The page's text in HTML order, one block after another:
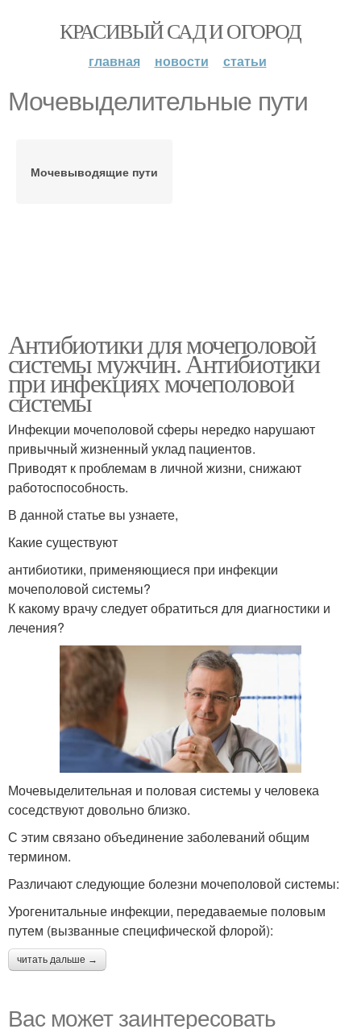
КРАСИВЫЙ САД И ОГОРОД
главная новости статьи
Мочевыделительные пути
Мочевыводящие пути
Антибиотики для мочеполовой
системы мужчин. Антибиотики
при инфекциях мочеполовой
системы
Инфекции мочеполовой сферы нередко нарушают
привычный жизненный уклад пациентов.
Приводят к проблемам в личной жизни, снижают
работоспособность.
В данной статье вы узнаете,
Какие существуют
антибиотики, применяющиеся при инфекции
мочеполовой системы?
К какому врачу следует обратиться для диагностики и
лечения?
Мочевыделительная и половая системы у человека
соседствуют довольно близко.
С этим связано объединение заболеваний общим
термином.
Различают следующие болезни мочеполовой системы:
Урогенитальные инфекции, передаваемые половым
путем (вызванные специфической флорой):
читать дальше →
Вас может заинтересовать